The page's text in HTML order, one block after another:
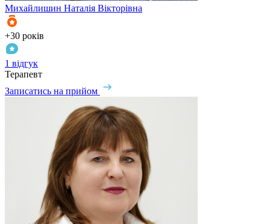
Михайлишин Наталія Вікторівна
+30 років
1 відгук
Терапевт
Записатись на прийом